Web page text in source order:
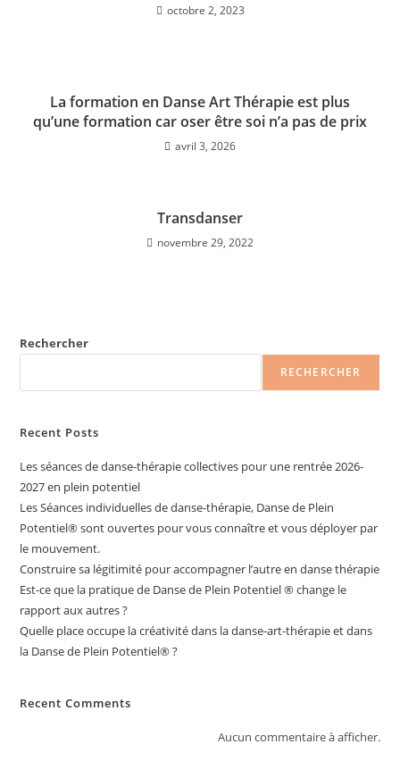
octobre 2, 2023
La formation en Danse Art Thérapie est plus
qu’une formation car oser être soi n’a pas de prix
avril 3, 2026
Transdanser
novembre 29, 2022
Rechercher
RECHERCHER
Recent Posts
Les séances de danse-thérapie collectives pour une rentrée 2026-
2027 en plein potentiel
Les Séances individuelles de danse-thérapie, Danse de Plein
Potentiel®️ sont ouvertes pour vous connaître et vous déployer par
le mouvement.
Construire sa légitimité pour accompagner l’autre en danse thérapie
Est-ce que la pratique de Danse de Plein Potentiel ® change le
rapport aux autres ?
Quelle place occupe la créativité dans la danse-art-thérapie et dans
la Danse de Plein Potentiel® ?
Recent Comments
Aucun commentaire à afficher.